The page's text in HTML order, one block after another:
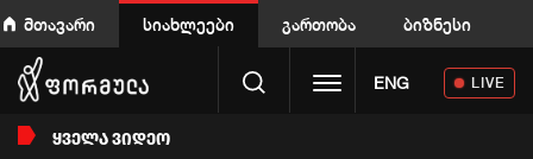
მთავარი სიახლეები გართობა ბიზნესი
Toggle navigation
ENG LIVE
ᲧᲕᲔᲚᲐ ᲕᲘᲓᲔᲝ